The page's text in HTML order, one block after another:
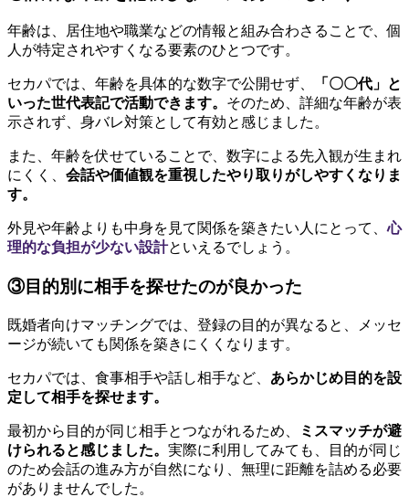
年齢は、居住地や職業などの情報と組み合わさることで、個
人が特定されやすくなる要素のひとつです。
セカパでは、年齢を具体的な数字で公開せず、
「〇〇代」と
いった世代表記で活動できます。 そのため、詳細な年齢が表
示されず、身バレ対策として有効と感じました。
また、年齢を伏せていることで、数字による先入観が生まれ
にくく、 会話や価値観を重視したやり取りがしやすくなりま
す。
外見や年齢よりも中身を見て関係を築きたい人にとって、心
理的な負担が少ない設計といえるでしょう。
③目的別に相手を探せたのが良かった
既婚者向けマッチングでは、登録の目的が異なると、メッセ
ージが続いても関係を築きにくくなります。
セカパでは、食事相手や話し相手など、 あらかじめ目的を設
定して相手を探せます。
最初から目的が同じ相手とつながれるため、
ミスマッチが避
けられると感じました。 実際に利用してみても、目的が同じ
のため会話の進み方が自然になり、無理に距離を詰める必要
がありませんでした。